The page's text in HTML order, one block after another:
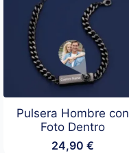
Pulsera Hombre con
Foto Dentro
24,90€